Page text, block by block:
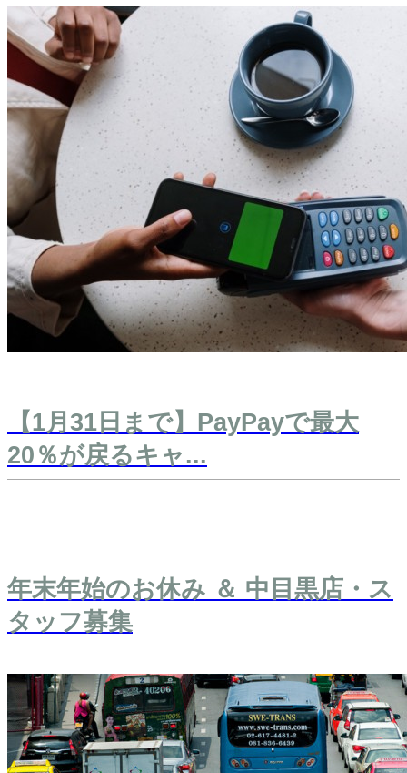
【1月31日まで】PayPayで最大
20％が戻るキャ...
年末年始のお休み ＆ 中目黒店・ス
タッフ募集